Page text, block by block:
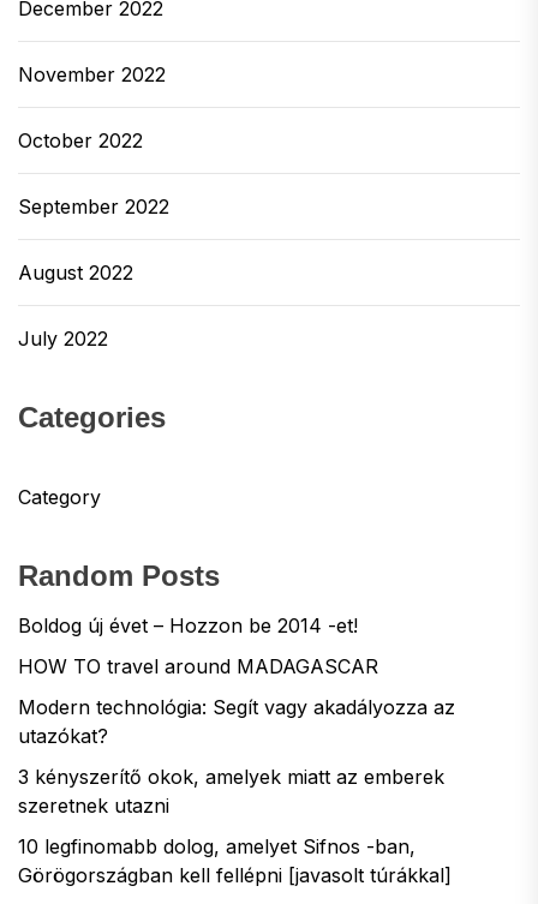
December 2022
November 2022
October 2022
September 2022
August 2022
July 2022
Categories
Category
Random Posts
Boldog új évet – Hozzon be 2014 -et!
HOW TO travel around MADAGASCAR
Modern technológia: Segít vagy akadályozza az
utazókat?
3 kényszerítő okok, amelyek miatt az emberek
szeretnek utazni
10 legfinomabb dolog, amelyet Sifnos -ban,
Görögországban kell fellépni [javasolt túrákkal]